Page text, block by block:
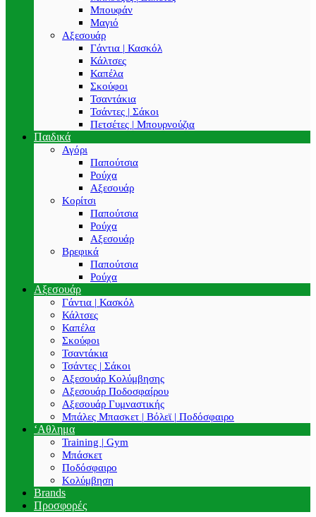
Μπουφάν
Μαγιό
Αξεσουάρ
Γάντια | Κασκόλ
Κάλτσες
Καπέλα
Σκούφοι
Τσαντάκια
Τσάντες | Σάκοι
Πετσέτες | Μπουρνούζια
Παιδικά
Αγόρι
Παπούτσια
Ρούχα
Αξεσουάρ
Κορίτσι
Παπούτσια
Ρούχα
Αξεσουάρ
Βρεφικά
Παπούτσια
Ρούχα
Αξεσουάρ
Γάντια | Κασκόλ
Κάλτσες
Καπέλα
Σκούφοι
Τσαντάκια
Τσάντες | Σάκοι
Αξεσουάρ Κολύμβησης
Αξεσουάρ Ποδοσφαίρου
Αξεσουάρ Γυμναστικής
Μπάλες Μπασκετ | Βόλεϊ | Ποδόσφαιρο
‘Αθλημα
Training | Gym
Μπάσκετ
Ποδόσφαιρο
Κολύμβηση
Brands
Προσφορές